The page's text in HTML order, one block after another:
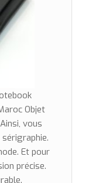
Objet
vous
Et pour
précise.